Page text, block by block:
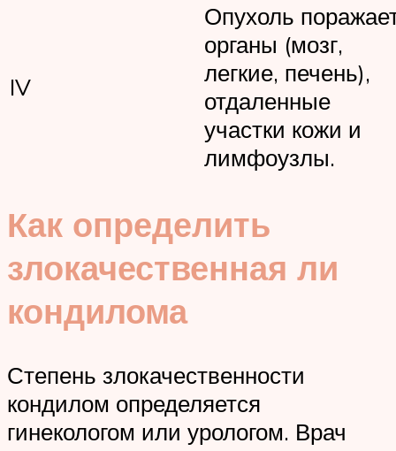
IV
Опухоль
органы (мозг,
легкие, печень),
отдаленные
участки кожи и
лимфоузлы.
Как определить
злокачественная ли
кондилома
Степень злокачественности
кондилом определяется
гинекологом или урологом. Врач